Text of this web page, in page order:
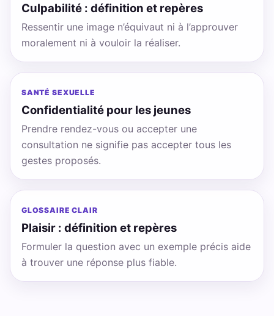
Culpabilité : définition et repères
Ressentir une image n’équivaut ni à l’approuver
moralement ni à vouloir la réaliser.
SANTÉ SEXUELLE
Confidentialité pour les jeunes
Prendre rendez-vous ou accepter une
consultation ne signifie pas accepter tous les
gestes proposés.
GLOSSAIRE CLAIR
Plaisir : définition et repères
Formuler la question avec un exemple précis aide
à trouver une réponse plus fiable.